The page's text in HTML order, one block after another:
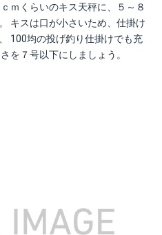
ｍくらいのキス天秤に、５～８
キスは口が小さいため、仕掛け
100均の投げ釣り仕掛けでも充
を７号以下にしましょう。